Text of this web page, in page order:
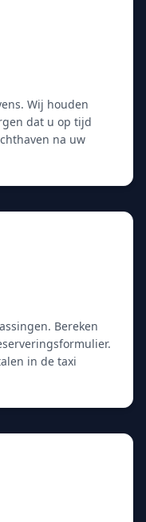
Wij houden
dat u op tijd
na uw
Bereken
in de taxi